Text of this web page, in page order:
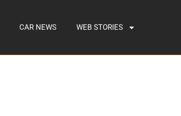
CAR NEWS WEB STORIES